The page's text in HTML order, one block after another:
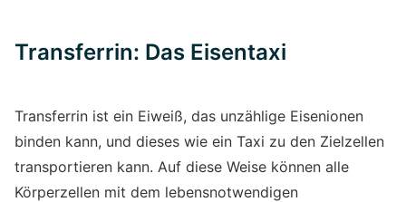
Transferrin: Das Eisentaxi
Transferrin ist ein Eiweiß, das unzählige Eisenionen
binden kann, und dieses wie ein Taxi zu den Zielzellen
transportieren kann. Auf diese Weise können alle
Körperzellen mit dem lebensnotwendigen